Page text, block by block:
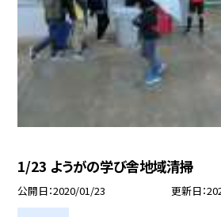
1/23 ようがの学び舎地域清掃
公開日 2020/01/23 更新日